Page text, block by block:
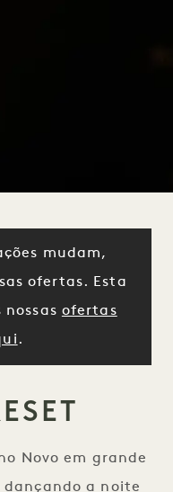
mudam,
ofertas. Esta
ofertas
.
Novo em grande
dançando a noite